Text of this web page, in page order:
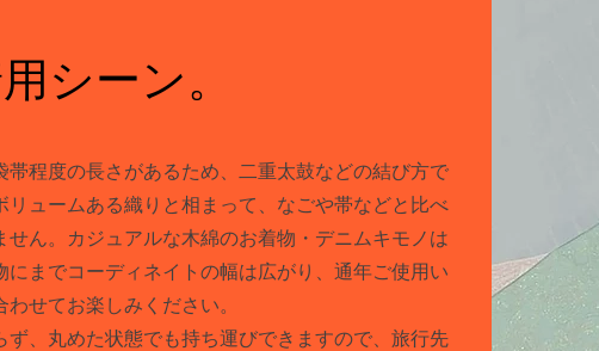
シーン。
帯程度の長さがあるため、二重太鼓などの結び方で
リュームある織りと相まって、なごや帯などと比べ
せん。カジュアルな木綿のお着物・デニムキモノは
にまでコーディネイトの幅は広がり、通年ご使用い
せてお楽しみください。
ず、丸めた状態でも持ち運びできますので、旅行先